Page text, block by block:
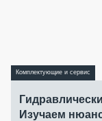
Комплектующие и сервис
Изучаем